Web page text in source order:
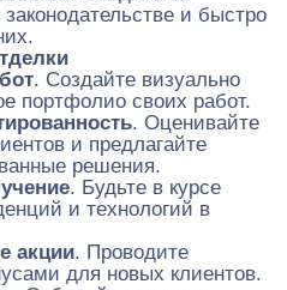
и быстро
. Создайте визуально
портфолио своих работ.
. Оценивайте
и предлагайте
решения.
. Будьте в курсе
и технологий в
акции. Проводите
для новых клиентов.